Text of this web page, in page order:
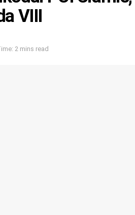
VIII
2 mins read